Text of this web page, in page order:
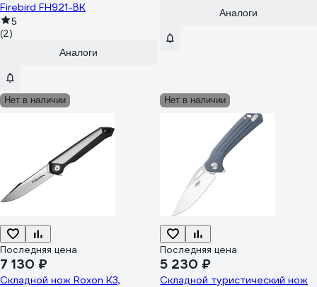
Firebird FH921-BK
5
(2)
Аналоги
Аналоги
Нет в наличии
Последняя цена
7 130 ₽
Складной нож Roxon K3,
Нет в наличии
Последняя цена
5 230 ₽
Складной туристический нож